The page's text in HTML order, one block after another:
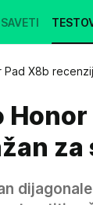
SAVETI
Pad X8b
za